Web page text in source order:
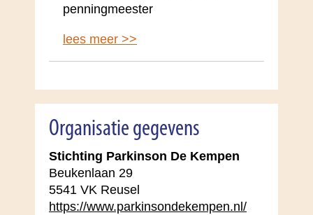
penningmeester
lees meer >>
Organisatie gegevens
Stichting Parkinson De Kempen
Beukenlaan 29
5541 VK Reusel
https://www.parkinsondekempen.nl/